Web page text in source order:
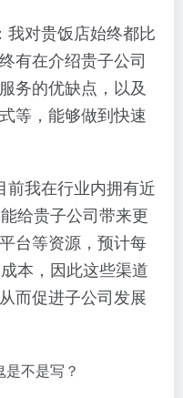
我对贵饭店始终都比
有在介绍贵子公司
务的优缺点，以及
等，能够做到快速
前我在行业内拥有近
给贵子公司带来更
台等资源，预计每
本，因此这些渠道
而促进子公司发展